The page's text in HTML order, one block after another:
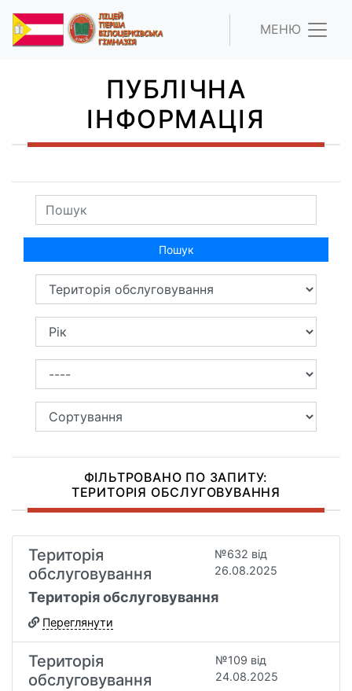
МЕНЮ
ПУБЛІЧНА
ІНФОРМАЦІЯ
Пошук
ФІЛЬТРОВАНО ПО ЗАПИТУ:
ТЕРИТОРІЯ ОБСЛУГОВУВАННЯ
Територія
обслуговування
№632 від
26.08.2025
Територія обслуговування
Переглянути
Територія
обслуговування
№109 від
24.08.2025